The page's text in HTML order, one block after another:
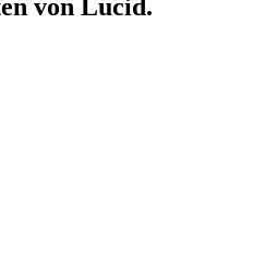
von Lucid.